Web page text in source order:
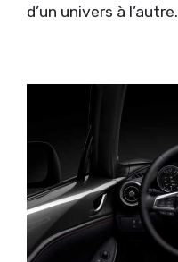
d’un univers à l’autre.